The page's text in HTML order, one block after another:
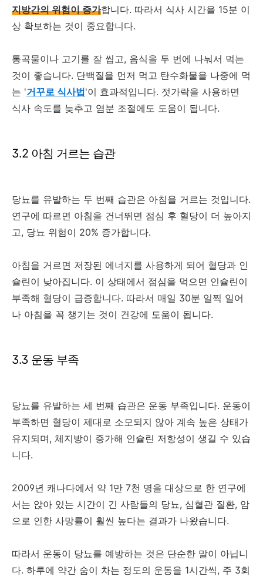
지방간의 위험이 증가합니다. 따라서 식사 시간을 15분 이
상 확보하는 것이 중요합니다.
통곡물이나 고기를 잘 씹고, 음식을 두 번에 나눠서 먹는
것이 좋습니다. 단백질을 먼저 먹고 탄수화물을 나중에 먹
는 '거꾸로 식사법'이 효과적입니다. 젓가락을 사용하면
식사 속도를 늦추고 염분 조절에도 도움이 됩니다.
3.2 아침 거르는 습관
당뇨를 유발하는 두 번째 습관은 아침을 거르는 것입니다.
연구에 따르면 아침을 건너뛰면 점심 후 혈당이 더 높아지
고, 당뇨 위험이 20% 증가합니다.
아침을 거르면 저장된 에너지를 사용하게 되어 혈당과 인
슐린이 낮아집니다. 이 상태에서 점심을 먹으면 인슐린이
부족해 혈당이 급증합니다. 따라서 매일 30분 일찍 일어
나 아침을 꼭 챙기는 것이 건강에 도움이 됩니다.
3.3 운동 부족
당뇨를 유발하는 세 번째 습관은 운동 부족입니다. 운동이
부족하면 혈당이 제대로 소모되지 않아 계속 높은 상태가
유지되며, 체지방이 증가해 인슐린 저항성이 생길 수 있습
니다.
2009년 캐나다에서 약 1만 7천 명을 대상으로 한 연구에
서는 앉아 있는 시간이 긴 사람들의 당뇨, 심혈관 질환, 암
으로 인한 사망률이 훨씬 높다는 결과가 나왔습니다.
따라서 운동이 당뇨를 예방하는 것은 단순한 말이 아닙니
다. 하루에 약간 숨이 차는 정도의 운동을 1시간씩, 주 3회